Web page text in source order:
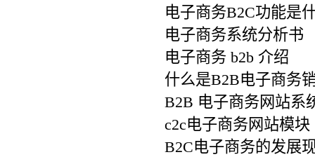
电子商务B2C功能是
电子商务系统分析书
电子商务 b2b 介绍
什么是B2B电子商务
B2B 电子商务网站系
c2c电子商务网站模块
B2C电子商务的发展